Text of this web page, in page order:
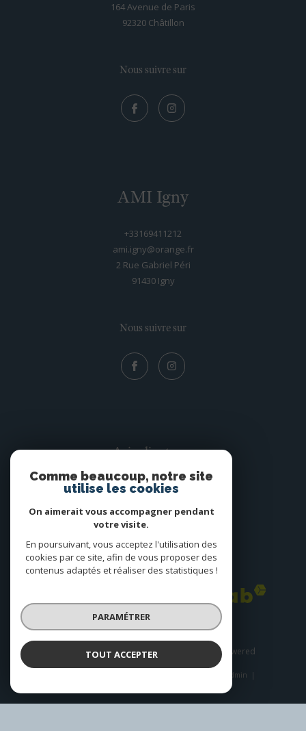
164 Avenue de Paris
92320
châtillon
Nous suivre sur
AMI Igny
+33169411212
ami.igny@orange.fr
2 Rue Gabriel Péri
91430 igny
Nous suivre sur
Avis clients
Adhérents
© 2026 | Tous droits réservés | Traduction powered
Admin
Comme beaucoup, notre site
utilise les cookies
On aimerait vous accompagner pendant
votre visite.
En poursuivant, vous acceptez l'utilisation des
cookies par ce site, afin de vous proposer des
contenus adaptés et réaliser des statistiques !
PARAMÉTRER
TOUT ACCEPTER